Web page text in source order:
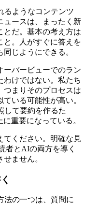
るようなコンテンツ
ュースは、まったく新
とだ。基本の考え方は
と。人がすぐに答えを
じようにできる。
ーバービューでのラン
わけではない。私たち
つまりそのプロセスは
いる可能性が高い。
して要約を作るた
重要になっている。
てください。明確な見
者とAIの両方を導く
ません。
法の一つは、質問に